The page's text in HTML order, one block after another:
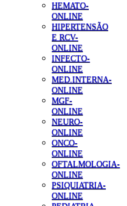
HEMATO-
ONLINE
HIPERTENSÃO
E RCV-
ONLINE
INFECTO-
ONLINE
MED.INTERNA-
ONLINE
MGF-
ONLINE
NEURO-
ONLINE
ONCO-
ONLINE
OFTALMOLOGIA-
ONLINE
PSIQUIATRIA-
ONLINE